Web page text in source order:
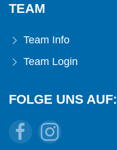
TEAM
Team Info
Team Login
FOLGE UNS AUF: